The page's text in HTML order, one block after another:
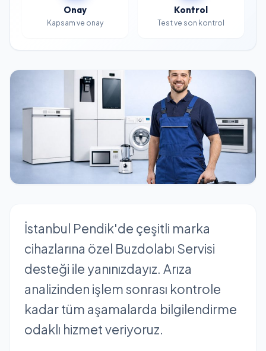
Onay
Kapsam ve onay
Kontrol
Test ve son kontrol
İstanbul Pendik'de çeşitli marka
cihazlarına özel Buzdolabı Servisi
desteği ile yanınızdayız. Arıza
analizinden işlem sonrası kontrole
kadar tüm aşamalarda bilgilendirme
odaklı hizmet veriyoruz.